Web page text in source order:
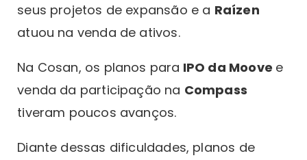
seus projetos de expansão e a Raízen
atuou na venda de ativos.
Na Cosan, os planos para IPO da Moove e
venda da participação na Compass
tiveram poucos avanços.
Diante dessas dificuldades, planos de